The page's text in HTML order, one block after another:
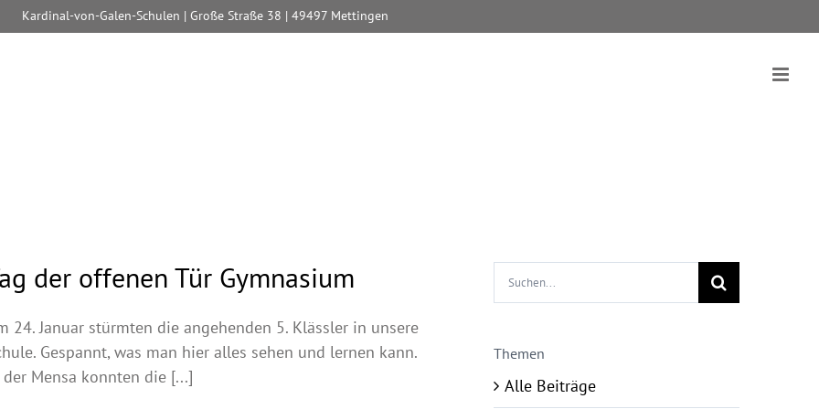
Kardinal-von-Galen-Schulen | Große Straße 38 | 49497 Mettingen
der offenen Tür Gymnasium
24. Januar stürmten die angehenden 5. Klässler in unsere
Gespannt, was man hier alles sehen und lernen kann.
der Mensa konnten die [...]
Suche
nach:
Themen
Alle Beiträge